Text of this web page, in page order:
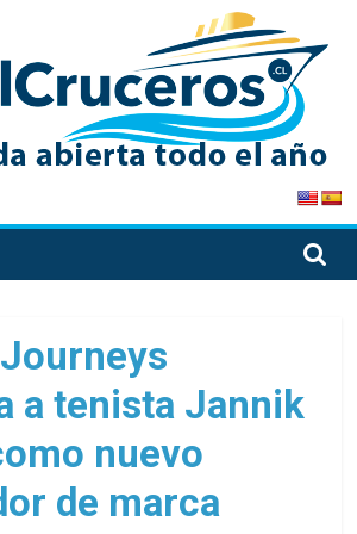
a tenista Jannik
nuevo
de marca